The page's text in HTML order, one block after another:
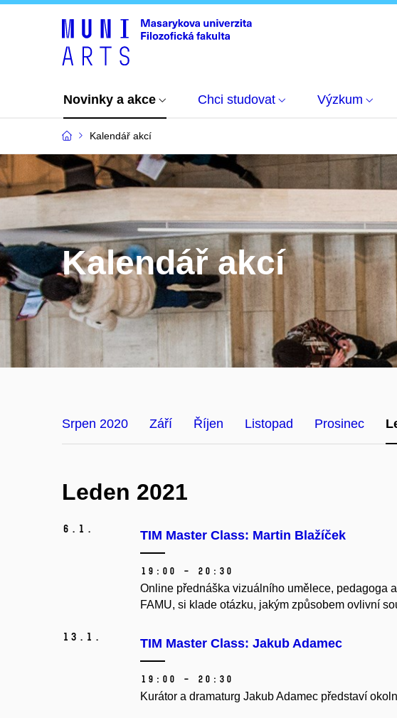
Novinky a akce Chci studovat Výzkum
Kalendář akcí
Kalendář akcí
Srpen 2020 Září Říjen Listopad Prosinec
Leden 2021
6. 1. TIM Master Class: Martin Blažíček
19:00 – 20:30
Online přednáška vizuálního umělece, pedagoga
FAMU, si klade otázku, jakým způsobem ovlivní
13. 1. TIM Master Class: Jakub Adamec
19:00 – 20:30
Kurátor a dramaturg Jakub Adamec představí